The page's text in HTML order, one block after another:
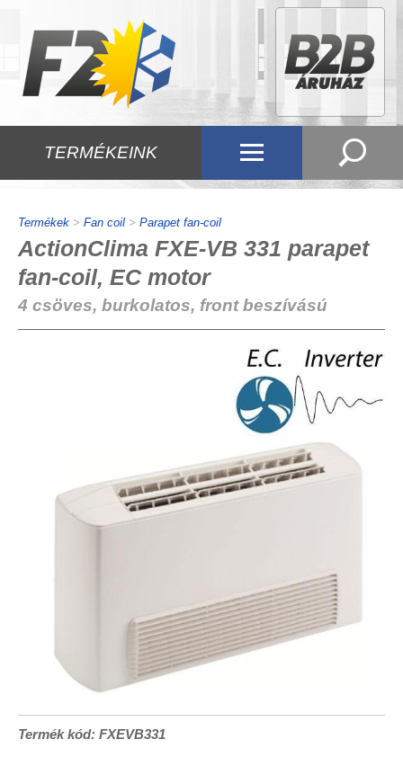
TERMÉKEINK
Termékek > Fan coil > Parapet fan-coil
ActionClima FXE-VB 331 parapet
fan-coil, EC motor
4 csöves, burkolatos, front beszívású
Termék kód: FXEVB331